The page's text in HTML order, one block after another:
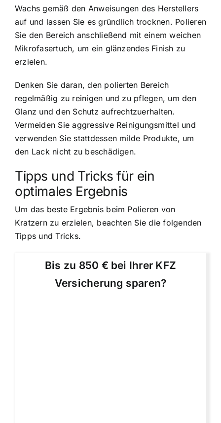
Wachs gemäß den Anweisungen des Herstellers
auf und lassen Sie es gründlich trocknen. Polieren
Sie den Bereich anschließend mit einem weichen
Mikrofasertuch, um ein glänzendes Finish zu
erzielen.
Denken Sie daran, den polierten Bereich
regelmäßig zu reinigen und zu pflegen, um den
Glanz und den Schutz aufrechtzuerhalten.
Vermeiden Sie aggressive Reinigungsmittel und
verwenden Sie stattdessen milde Produkte, um
den Lack nicht zu beschädigen.
Tipps und Tricks für ein
optimales Ergebnis
Um das beste Ergebnis beim Polieren von
Kratzern zu erzielen, beachten Sie die folgenden
Tipps und Tricks.
Bis zu 850 € bei Ihrer KFZ
Versicherung sparen?